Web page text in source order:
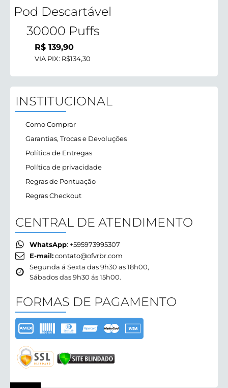
Pod Descartável
30000 Puffs
R$ 139,90
VIA PIX: R$134,30
INSTITUCIONAL
Como Comprar
Garantias, Trocas e Devoluções
Política de Entregas
Política de privacidade
Regras de Pontuação
Regras Checkout
CENTRAL DE ATENDIMENTO
WhatsApp: +595973995307
E-mail:contato@ofvrbr.com
Segunda á Sexta das 9h30 as 18h00,
Sábados das 9h30 ás 15h00.
FORMAS DE PAGAMENTO